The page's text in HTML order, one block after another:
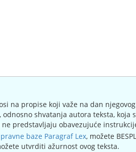
na propise koji važe na dan
shvatanja autora teksta, koja
predstavljaju obavezujuće
baze Paragraf Lex, možete
utvrditi ažurnost ovog teksta.